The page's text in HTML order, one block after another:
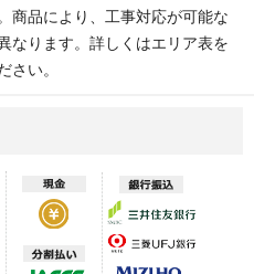
商品により、工事対応が可能な
なります。詳しくはエリア表を
さい。